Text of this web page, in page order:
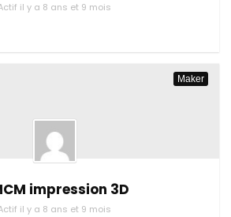
il y a 8 ans et 9 mois
Maker
impression 3D
il y a 8 ans et 9 mois